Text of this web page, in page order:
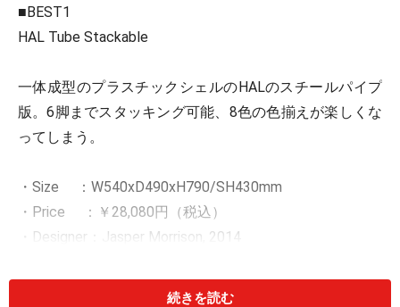
■BEST1
HAL Tube Stackable
一体成型のプラスチックシェルのHALのスチールパイプ
版。6脚までスタッキング可能、8色の色揃えが楽しくな
ってしまう。
・Size ：W540xD490xH790/SH430mm
・Price ：￥28,080円（税込）
・Designer：Jasper Morrison, 2014
続きを読む